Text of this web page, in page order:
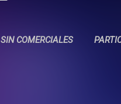
SIN COMERCIALES